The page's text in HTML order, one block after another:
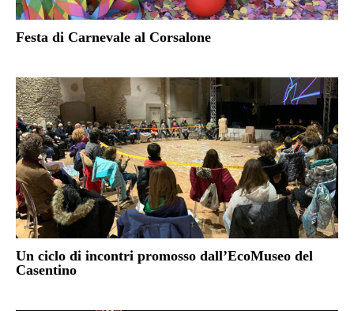
Festa di Carnevale al Corsalone
Un ciclo di incontri promosso dall’EcoMuseo del
Casentino